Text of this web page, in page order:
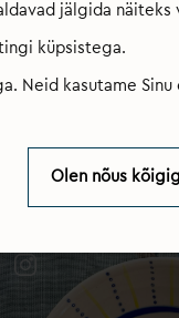
kestab igavesti -
jälgida näiteks
küpsistega.
Neid kasutame Sinu
Olen nõus